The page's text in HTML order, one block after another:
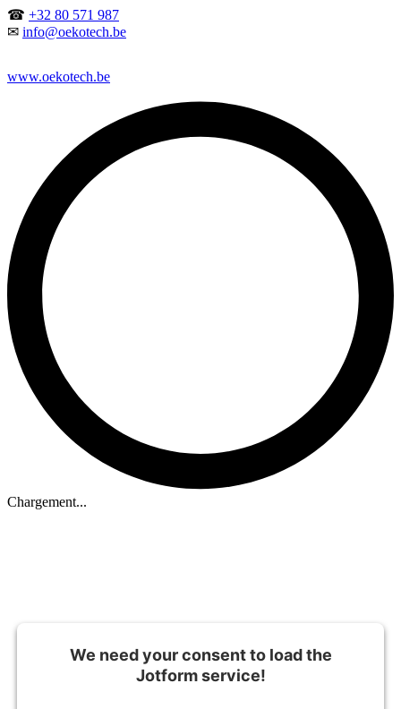
☎ +32 80 571 987
✉ info@oekotech.be
www.oekotech.be
Chargement...
We need your consent to load the
Jotform service!